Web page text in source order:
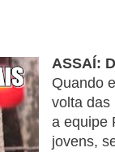
ASSAÍ:
Quando
volta das
a equipe
jovens,